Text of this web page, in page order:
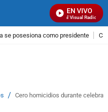
EN VIVO
Señal Visual Radio
se posesiona como presidente
/ Cero homicidios durante